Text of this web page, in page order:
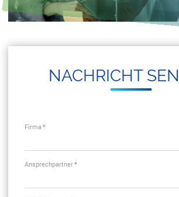
NACH­RICHT
Firma*
Ansprechpartner*